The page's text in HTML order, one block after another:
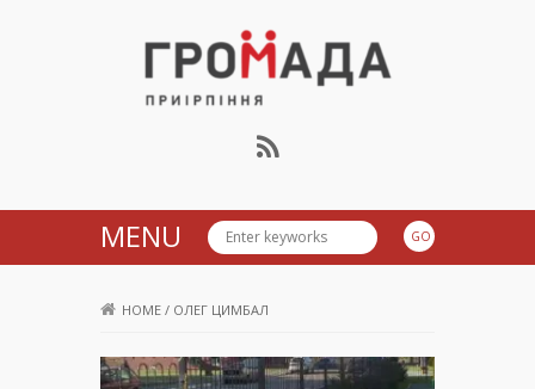
Громада Приірпіння
MENU
HOME / ОЛЕГ ЦИМБАЛ